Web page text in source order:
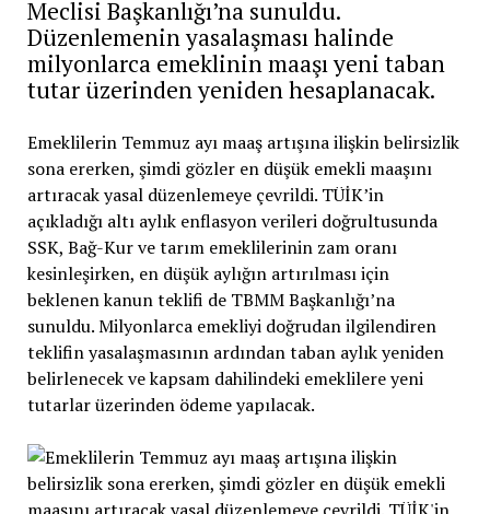
Meclisi Başkanlığı’na sunuldu.
Düzenlemenin yasalaşması halinde
milyonlarca emeklinin maaşı yeni taban
tutar üzerinden yeniden hesaplanacak.
Emeklilerin Temmuz ayı maaş artışına ilişkin belirsizlik
sona ererken, şimdi gözler en düşük emekli maaşını
artıracak yasal düzenlemeye çevrildi. TÜİK’in
açıkladığı altı aylık enflasyon verileri doğrultusunda
SSK, Bağ-Kur ve tarım emeklilerinin zam oranı
kesinleşirken, en düşük aylığın artırılması için
beklenen kanun teklifi de TBMM Başkanlığı’na
sunuldu. Milyonlarca emekliyi doğrudan ilgilendiren
teklifin yasalaşmasının ardından taban aylık yeniden
belirlenecek ve kapsam dahilindeki emeklilere yeni
tutarlar üzerinden ödeme yapılacak.